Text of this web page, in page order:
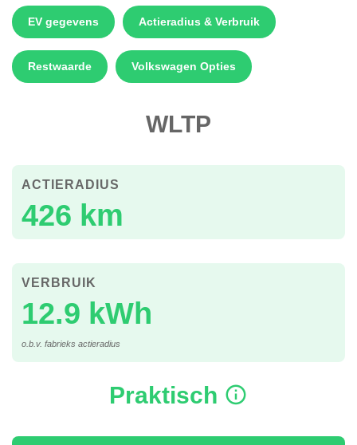
EV gegevens Actieradius & Verbruik
Restwaarde Volkswagen Opties
WLTP
426 km
ACTIERADIUS
12.9 kWh
VERBRUIK
o.b.v. fabrieks actieradius
Praktisch